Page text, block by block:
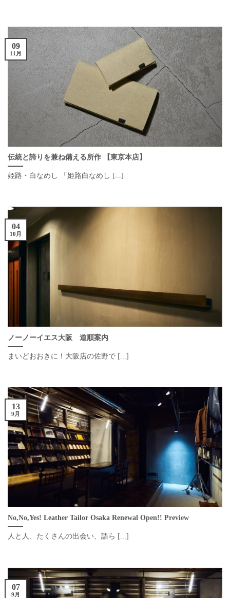
伝統と誇りを兼ね備える所作 【東京本店】
姫路・白なめし 「姫路白なめし [...]
09
11月
ノーノーイエス大阪 道順案内
まいどおおきに！大阪店の佐野で [...]
04
10月
No,No,Yes! Leather Tailor Osaka Renewal Open!! Preview
人と人、たくさんの出会い、語ら [...]
13
9月
07
9月